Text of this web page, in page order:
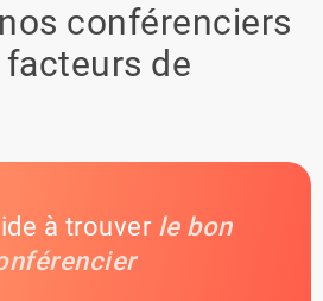
conférenciers
de
à trouver le bon